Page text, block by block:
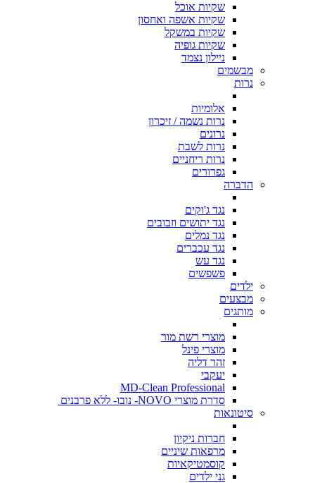
שקיות אוכל
שקיות אשפה ואחסון
שקיות במשקל
שקיות גופיה
ניילון נצמד
מבשמים
נרות
אלומיות
נרות נשמה / זיכרון
נרונים
נרות לשבת
נרות ריחניים
גפרורים
הדברה
נגד ג'וקים
נגד יתושים וזבובים
נגד נמלים
נגד עכברים
נגד עש
פשפשים
ילדים
מבצעים
מותגים
מוצרי רשת מור
מוצרי פינל
זהר דליה
יעקבי
MD-Clean Professional
סדרת מוצרי NOVO- נובו- ללא פרבנים
סיטונאות
חברות ניקיון
מרפאות שיניים
קוסמטיקאיות
גני ילדים